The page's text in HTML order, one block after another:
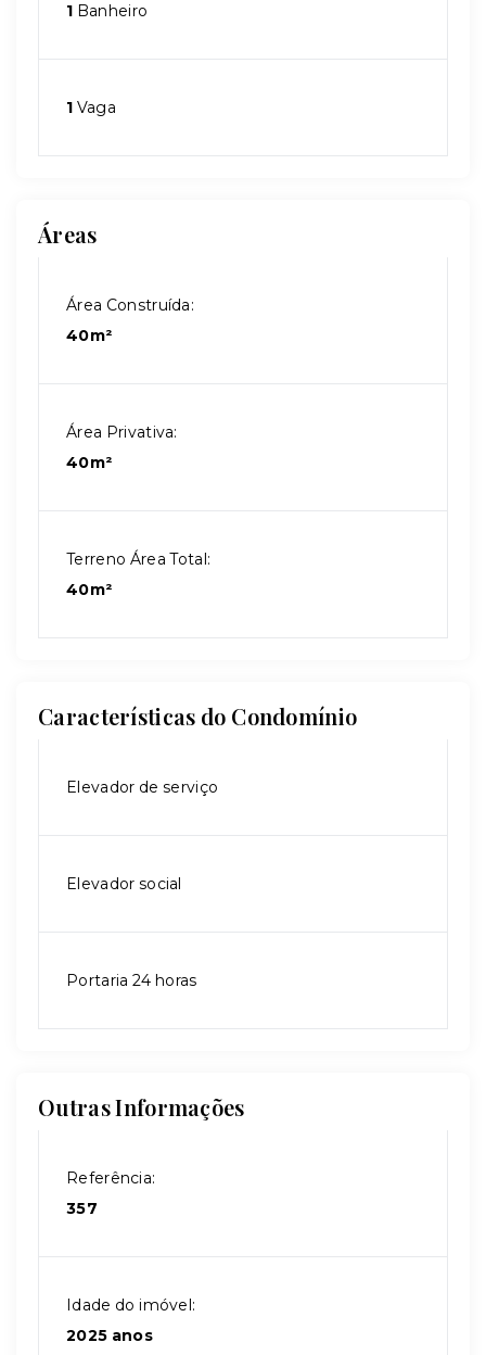
1 Banheiro
1 Vaga
Áreas
Área Construída:
40m²
Área Privativa:
40m²
Terreno Área Total:
40m²
Características do Condomínio
Elevador de serviço
Elevador social
Portaria 24 horas
Outras Informações
Referência:
357
Idade do imóvel:
2025 anos